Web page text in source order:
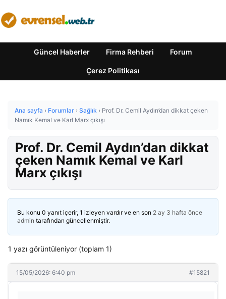
Güncel Haberler Firma Rehberi Forum
Çerez Politikası
Ana sayfa › Forumlar › Sağlık › Prof. Dr. Cemil Aydın’dan dikkat çeken
Namık Kemal ve Karl Marx çıkışı
Prof. Dr. Cemil Aydın’dan dikkat
çeken Namık Kemal ve Karl
Marx çıkışı
Bu konu 0 yanıt içerir, 1 izleyen vardır ve en son 2 ay 3 hafta önce
admin tarafından güncellenmiştir.
1 yazı görüntüleniyor (toplam 1)
15/05/2026: 6:40 pm #15821